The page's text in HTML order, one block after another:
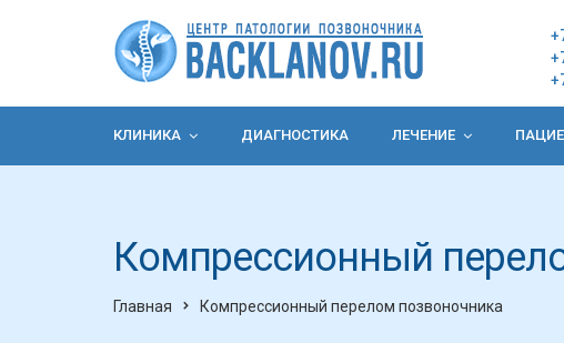
КЛИНИКА ДИАГНОСТИКА ЛЕЧЕНИЕ
Компрессионный
Главная Компрессионный перелом позвоночника